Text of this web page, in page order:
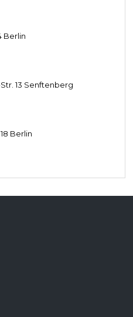
Berlin
13 Senftenberg
Berlin